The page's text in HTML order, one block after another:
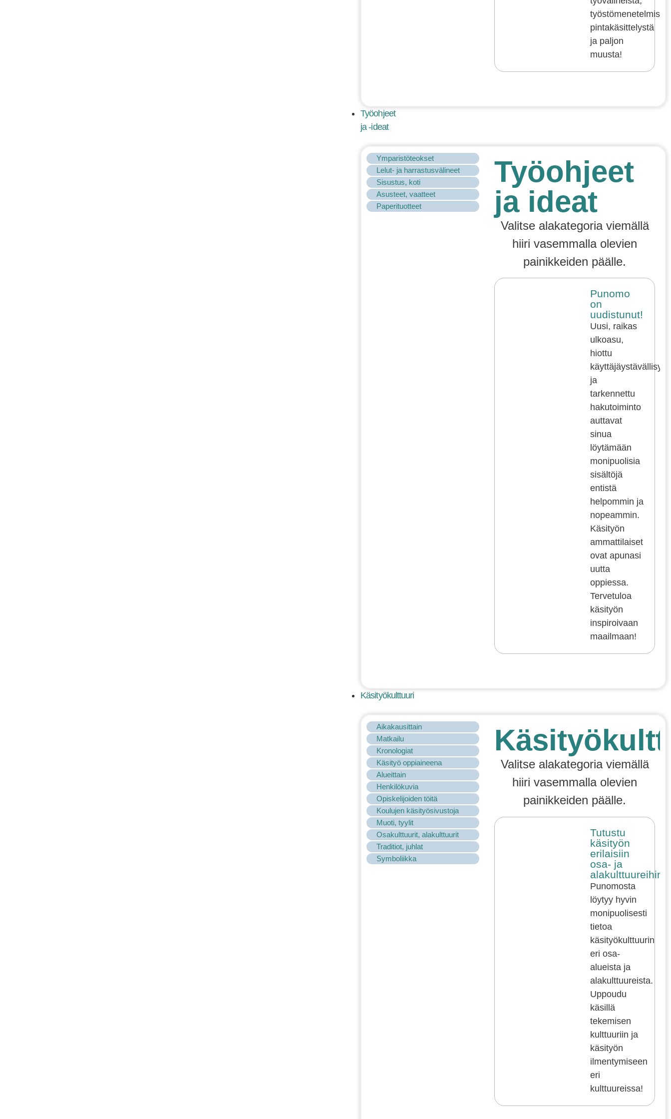
työstömenetelmistä,
pintakäsittelystä
ja paljon
muusta!
Työohjeet
ja -ideat
Ymparistöteokset
Lelut- ja harrastusvälineet
Sisustus, koti
Asusteet, vaatteet
Paperituotteet
Työohjeet
ja ideat
Valitse alakategoria viemällä
hiiri vasemmalla olevien
painikkeiden päälle.
Punomo
on
uudistunut!
Uusi, raikas
ulkoasu,
hiottu
käyttäjäystävällisyys
ja
tarkennettu
hakutoiminto
auttavat
sinua
löytämään
monipuolisia
sisältöjä
entistä
helpommin ja
nopeammin.
Käsityön
ammattilaiset
ovat apunasi
uutta
oppiessa.
Tervetuloa
käsityön
inspiroivaan
maailmaan!
Käsityökulttuuri
Aikakausittain
Matkailu
Kronologiat
Käsityö oppiaineena
Alueittain
Henkilökuvia
Opiskelijoiden töitä
Koulujen käsityösivustoja
Muoti, tyylit
Osakulttuurit, alakulttuurit
Traditiot, juhlat
Symboliikka
Valitse alakategoria viemällä
hiiri vasemmalla olevien
painikkeiden päälle.
Tutustu
käsityön
erilaisiin
osa- ja
alakulttuureihin!
Punomosta
löytyy hyvin
monipuolisesti
tietoa
käsityökulttuurin
eri osa-
alueista ja
alakulttuureista.
Uppoudu
käsillä
tekemisen
kulttuuriin ja
käsityön
ilmentymiseen
eri
kulttuureissa!